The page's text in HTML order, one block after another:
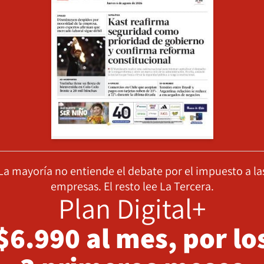
mayoría no entiende el debate por el impuesto a
empresas. El resto lee La Tercera.
Plan Digital+
al mes, por